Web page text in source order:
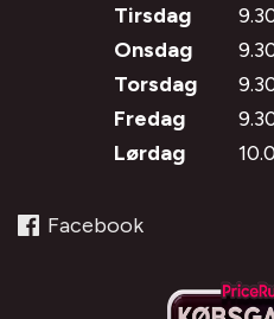
Tirsdag
Onsdag
Torsdag
Fredag
Lørdag
Facebook